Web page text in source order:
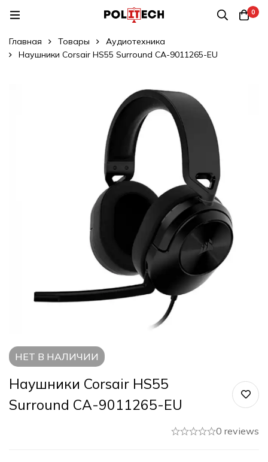
0
Главная Товары
Аудиотехника
Наушники Corsair HS55 Surround CA-9011265-EU
НЕТ В НАЛИЧИИ
Наушники Corsair HS55
Surround CA-9011265-EU
0 reviews